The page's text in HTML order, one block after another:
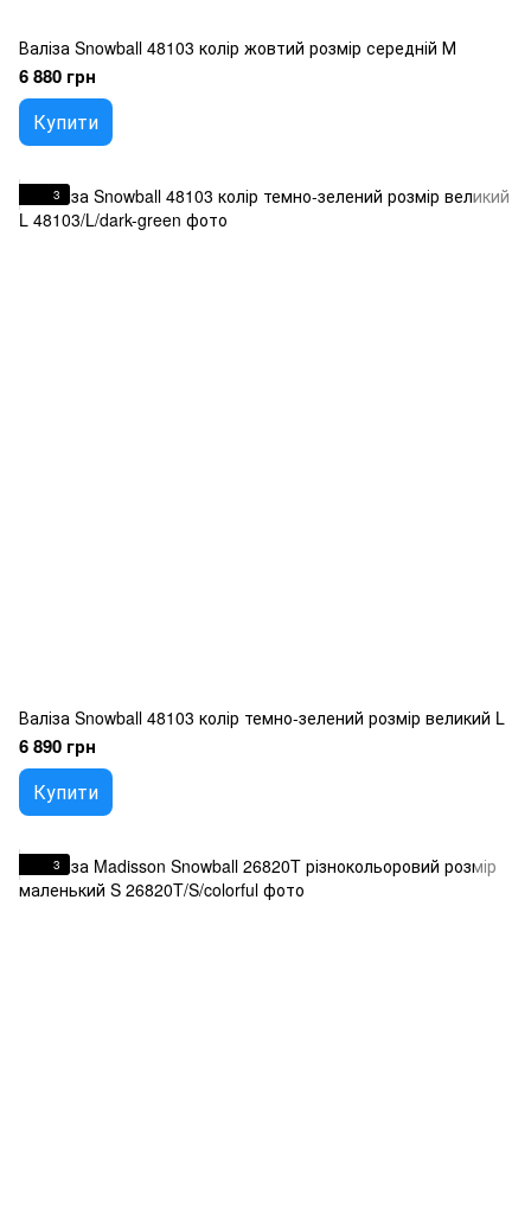
Валіза Snowball 48103 колір жовтий розмір середній М
6 880 грн
Купити
3
Валіза Snowball 48103 колір темно-зелений розмір великий L
6 890 грн
Купити
3